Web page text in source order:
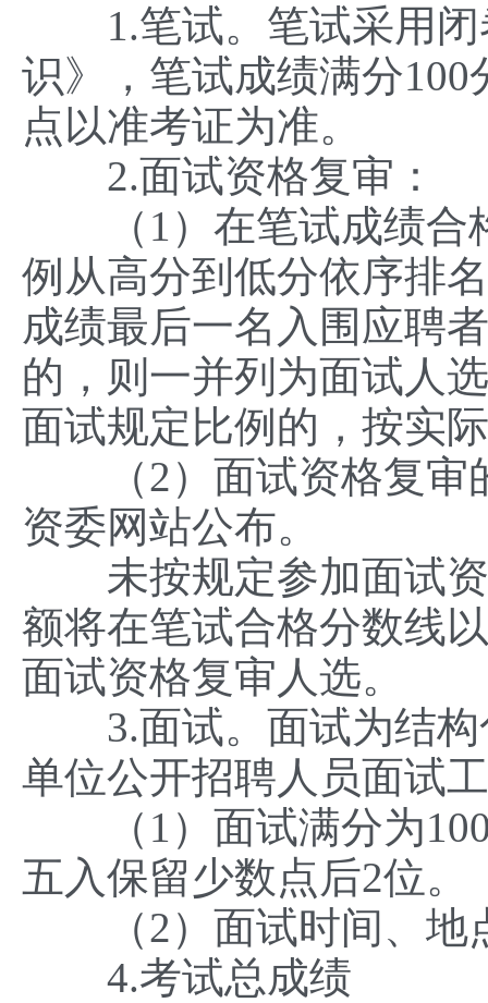
1.笔试。笔试采用闭
识》，笔试成绩满分
点以准考证为准。
2.面试资格复审：
（1）在笔试成绩合
例从高分到低分依序排
成绩最后一名入围应聘
的，则一并列为面试人
面试规定比例的，按实
（2）面试资格复审
资委网站公布。
未按规定参加面试资
额将在笔试合格分数线
面试资格复审人选。
3.面试。面试为结构
单位公开招聘人员面试
（1）面试满分为100
五入保留少数点后2位。
（2）面试时间、地
4.考试总成绩